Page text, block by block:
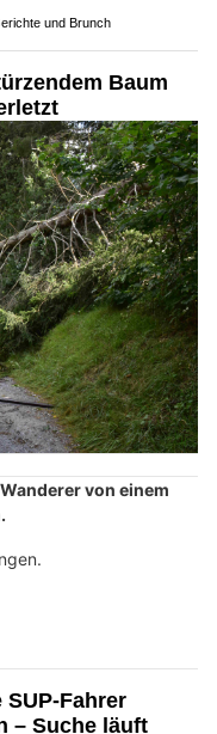
und Brunch
Baum
von einem
Fahrer
– Suche läuft